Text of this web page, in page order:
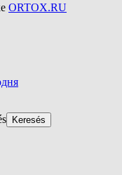
ORTOX.RU